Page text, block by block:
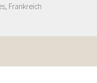
Frankreich